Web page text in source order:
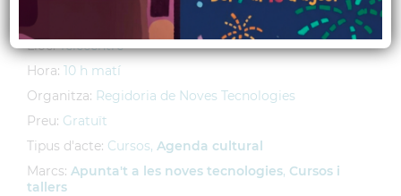
Lloc: Telecentre
Hora: 10 h matí
Organitza: Regidoria de Noves Tecnologies
Preu: Gratuït
Tipus d'acte: Cursos, Agenda cultural
Marcs: Apunta't a les noves tecnologies, Cursos i
tallers